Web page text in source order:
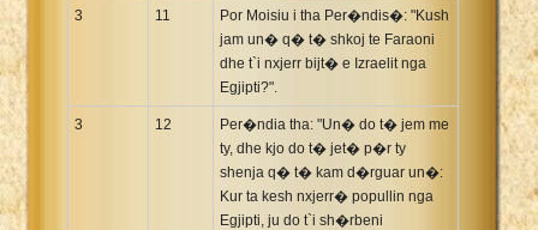
3 11
Por Moisiu i tha Per�ndis�: "Kush
jam un� q� t� shkoj te Faraoni
dhe t`i nxjerr bijt� e Izraelit nga
Egjipti?".
3 12
Per�ndia tha: "Un� do t� jem me
ty, dhe kjo do t� jet� p�r ty
shenja q� t� kam d�rguar un�:
Kur ta kesh nxjerr� popullin nga
Egjipti, ju do t`i sh�rbeni